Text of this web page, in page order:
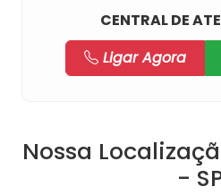
CENTRAL DE
Ligar Agora
Nossa
-